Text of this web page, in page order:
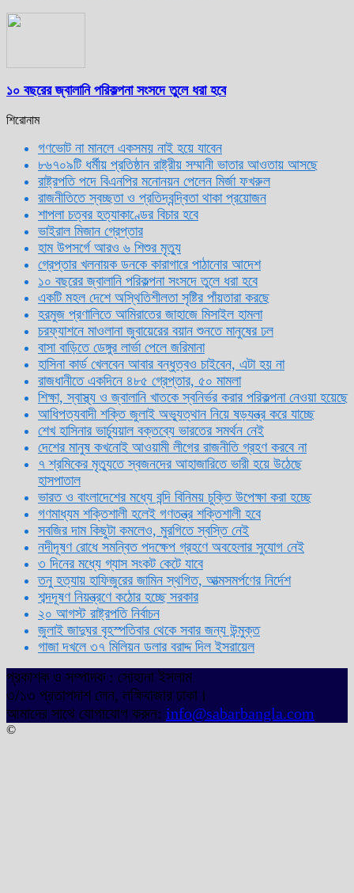
১০ বছরের জ্বালানি পরিকল্পনা সংসদে তুলে ধরা হবে
শিরোনাম
গণভোট না মানলে একসময় নাই হয়ে যাবেন
৮৬৭০৯টি ধর্মীয় প্রতিষ্ঠান রাষ্ট্রীয় সম্মানী ভাতার আওতায় আসছে
রাষ্ট্রপতি পদে বিএনপির মনোনয়ন পেলেন মির্জা ফখরুল
রাজনীতিতে স্বচ্ছতা ও প্রতিদ্বন্দ্বিতা থাকা প্রয়োজন
শাপলা চত্বর হত্যাকাণ্ডের বিচার হবে
ভাইরাল মিজান গ্রেপ্তার
হাম উপসর্গে আরও ৬ শিশুর মৃত্যু
গ্রেপ্তার খলনায়ক ডনকে কারাগারে পাঠানোর আদেশ
১০ বছরের জ্বালানি পরিকল্পনা সংসদে তুলে ধরা হবে
একটি মহল দেশে অস্থিতিশীলতা সৃষ্টির পাঁয়তারা করছে
হরমুজ প্রণালিতে আমিরাতের জাহাজে মিসাইল হামলা
চরফ্যাশনে মাওলানা জুবায়েরের বয়ান শুনতে মানুষের ঢল
বাসা বাড়িতে ডেঙ্গুর লার্ভা পেলে জরিমানা
হাসিনা কার্ড খেলবেন আবার বন্ধুত্বও চাইবেন, এটা হয় না
রাজধানীতে একদিনে ৪৮৫ গ্রেপ্তার, ৫০ মামলা
শিক্ষা, স্বাস্থ্য ও জ্বালানি খাতকে স্বনির্ভর করার পরিকল্পনা নেওয়া হয়েছে
আধিপত্যবাদী শক্তি জুলাই অভ্যুত্থান নিয়ে ষড়যন্ত্র করে যাচ্ছে
শেখ হাসিনার ভার্চ্যুয়াল বক্তব্যে ভারতের সমর্থন নেই
দেশের মানুষ কখনোই আওয়ামী লীগের রাজনীতি গ্রহণ করবে না
৭ শ্রমিকের মৃত্যুতে স্বজনদের আহাজারিতে ভারী হয়ে উঠেছে
হাসপাতাল
ভারত ও বাংলাদেশের মধ্যে বন্দি বিনিময় চুক্তি উপেক্ষা করা হচ্ছে
গণমাধ্যম শক্তিশালী হলেই গণতন্ত্র শক্তিশালী হবে
সবজির দাম কিছুটা কমলেও, মুরগিতে স্বস্তি নেই
নদীদূষণ রোধে সমন্বিত পদক্ষেপ গ্রহণে অবহেলার সুযোগ নেই
৩ দিনের মধ্যে গ্যাস সংকট কেটে যাবে
তনু হত্যায় হাফিজুরের জামিন স্থগিত, আত্মসমর্পণের নির্দেশ
শব্দদূষণ নিয়ন্ত্রণে কঠোর হচ্ছে সরকার
২০ আগস্ট রাষ্ট্রপতি নির্বাচন
জুলাই জাদুঘর বৃহস্পতিবার থেকে সবার জন্য উন্মুক্ত
গাজা দখলে ৩৭ মিলিয়ন ডলার বরাদ্দ দিল ইসরায়েল
প্রকাশক ও সম্পাদক : সোহানা ইসলাম
৩/১৩ প্রতাপদাশ লেন, লক্ষিবাজার ঢাকা।
আমাদের সাথে যোগাযোগ করুন: info@sabarbangla.com
©